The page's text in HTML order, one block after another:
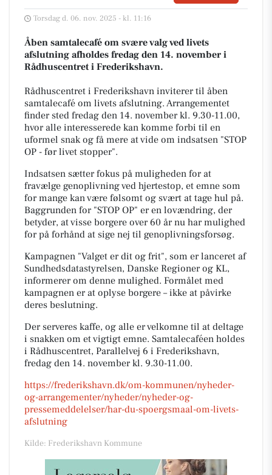
Torsdag d. 06. nov. 2025 - kl. 11:16
Åben samtalecafé om svære valg ved livets
afslutning afholdes fredag den 14. november i
Rådhuscentret i Frederikshavn.
Rådhuscentret i Frederikshavn inviterer til åben
samtalecafé om livets afslutning. Arrangementet
finder sted fredag den 14. november kl. 9.30-11.00,
hvor alle interesserede kan komme forbi til en
uformel snak og få mere at vide om indsatsen "STOP
OP - før livet stopper".
Indsatsen sætter fokus på muligheden for at
fravælge genoplivning ved hjertestop, et emne som
for mange kan være følsomt og svært at tage hul på.
Baggrunden for "STOP OP" er en lovændring, der
betyder, at visse borgere over 60 år nu har mulighed
for på forhånd at sige nej til genoplivningsforsøg.
Kampagnen "Valget er dit og frit", som er lanceret af
Sundhedsdatastyrelsen, Danske Regioner og KL,
informerer om denne mulighed. Formålet med
kampagnen er at oplyse borgere – ikke at påvirke
deres beslutning.
Der serveres kaffe, og alle er velkomne til at deltage
i snakken om et vigtigt emne. Samtalecaféen holdes
i Rådhuscentret, Parallelvej 6 i Frederikshavn,
fredag den 14. november kl. 9.30-11.00.
https://frederikshavn.dk/om-kommunen/nyheder-
og-arrangementer/nyheder/nyheder-og-
pressemeddelelser/har-du-spoergsmaal-om-livets-
afslutning
Kilde: Frederikshavn Kommune